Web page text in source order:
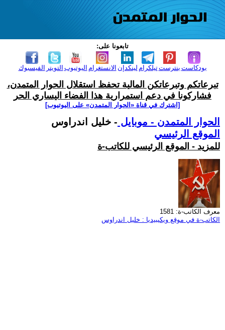
تابعونا على:
الفيسبوك التويتر اليوتيوب الانستغرام لينكدإن تيلكرامبنترست بودكاست
تبرعاتكم وتبرعاتكن المالية تحفظ استقلال الحوار المتمدن،
فشاركونا في دعم استمرارية هذا الفضاء اليساري الحر
[اشترك في قناة ‫«الحوار المتمدن» على اليوتيوب]
الحوار المتمدن - موبايل - خليل اندراوس
الموقع الرئيسي
للمزيد - الموقع الرئيسي للكاتب-ة
معرف الكاتب-ة: 1581
الكاتب-ة في موقع ويكيبيديا : خليل اندراوس